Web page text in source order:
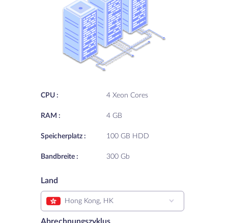
CPU :
RAM :
Speicherplatz :
Bandbreite :
4 Xeon Cores
4 GB
100 GB HDD
300 Gb
Land
Hong Kong, HK
Abrechnungszyklus